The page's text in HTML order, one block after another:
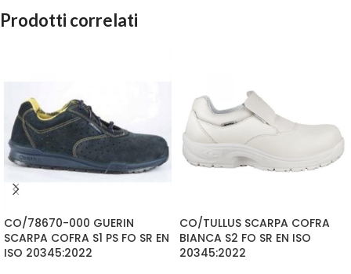
Prodotti correlati
CO/78670-000 GUERIN
SCARPA COFRA S1 PS FO SR EN
ISO 20345:2022
CO/TULLUS SCARPA COFRA
BIANCA S2 FO SR EN ISO
20345:2022